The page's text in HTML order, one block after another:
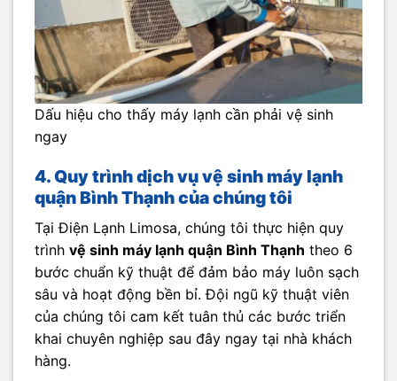
Dấu hiệu cho thấy máy lạnh cần phải vệ sinh
ngay
4. Quy trình dịch vụ vệ sinh máy lạnh
quận Bình Thạnh của chúng tôi
Tại Điện Lạnh Limosa, chúng tôi thực hiện quy
trình vệ sinh máy lạnh quận Bình Thạnh theo 6
bước chuẩn kỹ thuật để đảm bảo máy luôn sạch
sâu và hoạt động bền bỉ. Đội ngũ kỹ thuật viên
của chúng tôi cam kết tuân thủ các bước triển
khai chuyên nghiệp sau đây ngay tại nhà khách
hàng.